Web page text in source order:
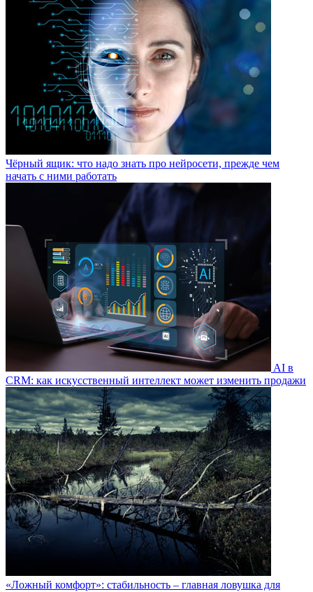
Чёрный ящик: что надо знать про нейросети, прежде чем
начать с ними работать
AI в
CRM: как искусственный интеллект может изменить продажи
«Ложный комфорт»: стабильность – главная ловушка для